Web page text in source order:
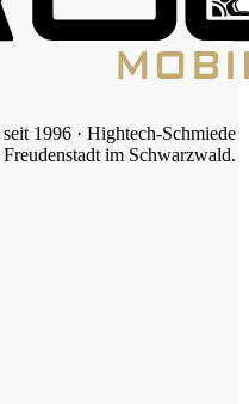
1996 · Hightech-Schmiede
im Schwarzwald.